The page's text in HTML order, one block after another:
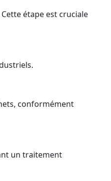
étape est cruciale
conformément
un traitement